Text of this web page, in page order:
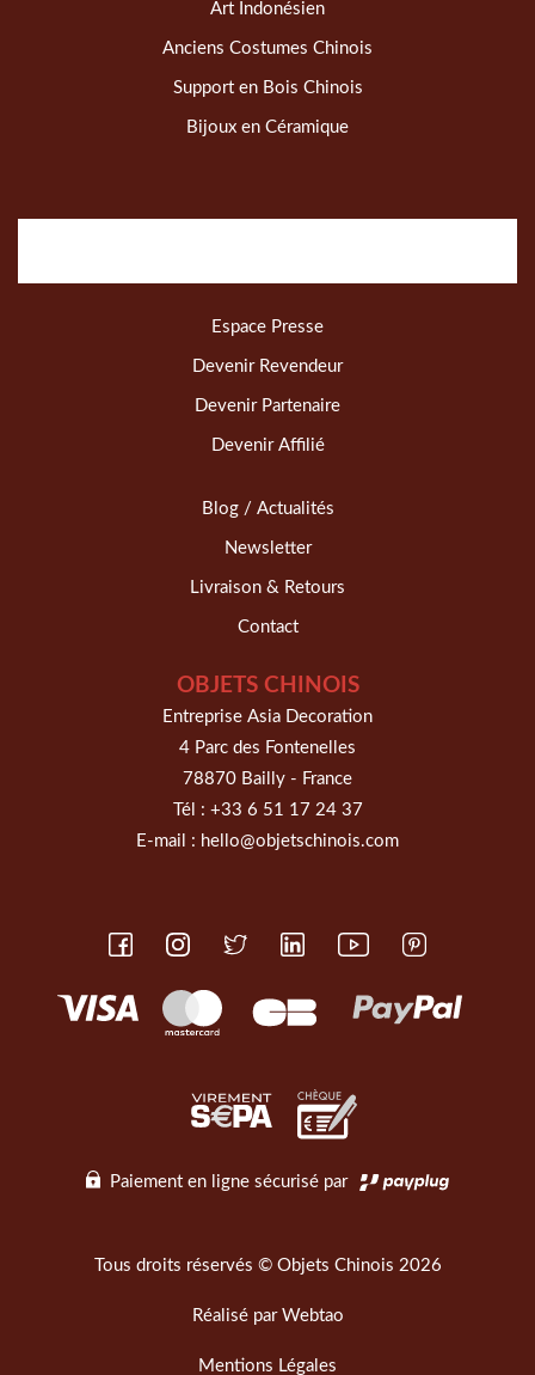
Art Indonésien
Anciens Costumes Chinois
Support en Bois Chinois
Bijoux en Céramique
Espace Presse
Devenir Revendeur
Devenir Partenaire
Devenir Affilié
Blog / Actualités
Newsletter
Livraison & Retours
Contact
OBJETS CHINOIS
Entreprise Asia Decoration
4 Parc des Fontenelles
78870 Bailly - France
Tél : +33 6 51 17 24 37
E-mail : hello@objetschinois.com
Paiement en ligne sécurisé par
Tous droits réservés © Objets Chinois 2026
Réalisé par Webtao
Mentions Légales